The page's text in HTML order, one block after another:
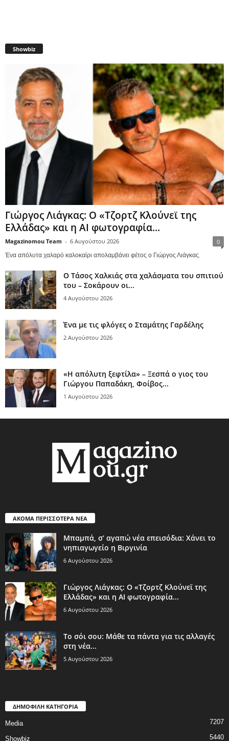
Showbiz
Γιώργος Λιάγκας: Ο «Τζορτζ Κλούνεϊ της
Ελλάδας» και η AI φωτογραφία...
Magazinomou Team - 6 Αυγούστου 2026 0
Ένα απόλυτα χαλαρό καλοκαίρι απολαμβάνει φέτος ο Γιώργος Λιάγκας.
Ο Τάσος Χαλκιάς στα χαλάσματα του σπιτιού
του – Σοκάρουν οι...
4 Αυγούστου 2026
Ένα με τις φλόγες ο Σταμάτης Γαρδέλης
2 Αυγούστου 2026
«Η απόλυτη ξεφτίλα» – Ξεσπά ο γιος του
Γιώργου Παπαδάκη, Φοίβος...
1 Αυγούστου 2026
ΑΚΟΜΑ ΠΕΡΙΣΣΟΤΕΡΑ ΝΕΑ
Μπαμπά, σ’ αγαπώ νέα επεισόδια: Χάνει το
νηπιαγωγείο η Βιργινία
6 Αυγούστου 2026
Γιώργος Λιάγκας: Ο «Τζορτζ Κλούνεϊ της
Ελλάδας» και η AI φωτογραφία...
6 Αυγούστου 2026
Το σόι σου: Μάθε τα πάντα για τις αλλαγές
στη νέα...
5 Αυγούστου 2026
ΔΗΜΟΦΙΛΗ ΚΑΤΗΓΟΡΙΑ
Media 7207
Showbiz 5440